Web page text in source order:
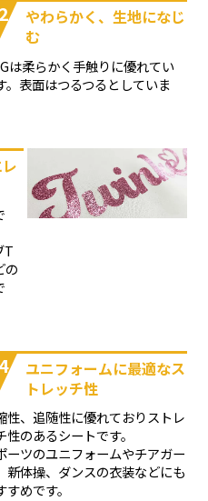
やわらかく、生地になじ
む
は柔らかく手触りに優れてい
。表面はつるつるとしていま
T
の
ユニフォームに最適なス
トレッチ性
性、追随性に優れておりストレ
性のあるシートです。
ーツのユニフォームやチアガー
新体操、ダンスの衣装などにも
すめです。